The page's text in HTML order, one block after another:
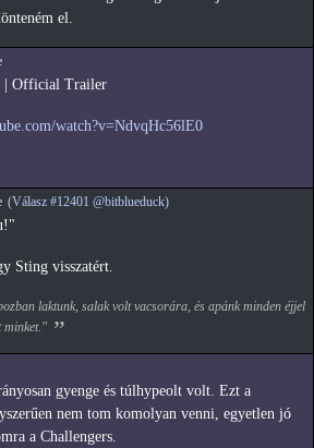
el.
| Official Trailer
watch?v=NdvqHc56lE0
(Válasz #12401 @bitblueduck)
Sting visszatért.
laktunk, salak volt vacsorára, és apánk minden éjjel
minket."
gyenge és túlhypeolt volt. Ezt a
nem tom komolyan venni, egyetlen jó
a Challengers.